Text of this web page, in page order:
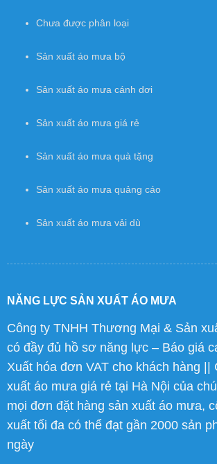
Chưa được phân loại
Sản xuất áo mưa bộ
Sản xuất áo mưa cánh dơi
Sản xuất áo mưa giá rẻ
Sản xuất áo mưa quà tặng
Sản xuất áo mưa quảng cáo
Sản xuất áo mưa vải dù
NĂNG LỰC SẢN XUẤT ÁO MƯA
Công ty TNHH Thương Mại & Sản
có đầy đủ hồ sơ năng lực – Báo giá
Xuất hóa đơn VAT cho khách hàng ||
xuất áo mưa giá rẻ tại Hà Nội của
mọi đơn đặt hàng sản xuất áo mưa,
xuất tối đa có thể đạt gần 2000 sản
ngày